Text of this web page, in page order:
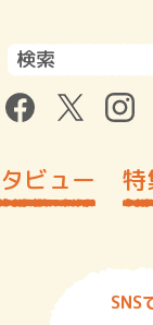
ビュー 特
SNS